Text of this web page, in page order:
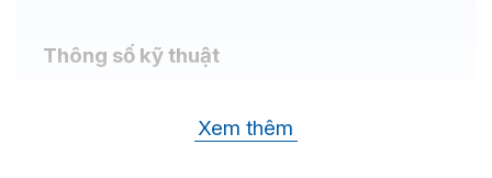
Thông số kỹ thuật
3CCT, 6500K, 3500K,
Xem thêm